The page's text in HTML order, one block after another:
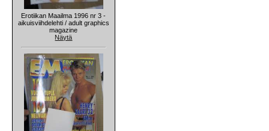
Erotiikan Maailma 1996 nr 3 -
aikuisviihdelehti / adult graphics
magazine
Näytä